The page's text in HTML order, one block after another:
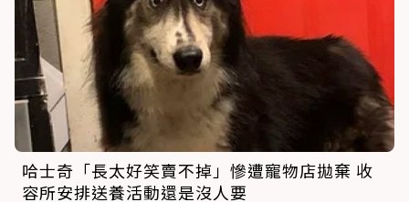
哈士奇「長太好笑賣不掉」慘遭寵物店拋棄 收
容所安排送養活動還是沒人要